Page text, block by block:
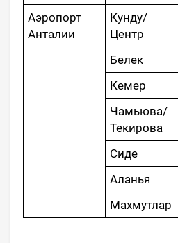
Аэропорт
Анталии
Кунду/
Центр
Белек
Кемер
Чамьюва/
Текирова
Сиде
Аланья
Махмутлар